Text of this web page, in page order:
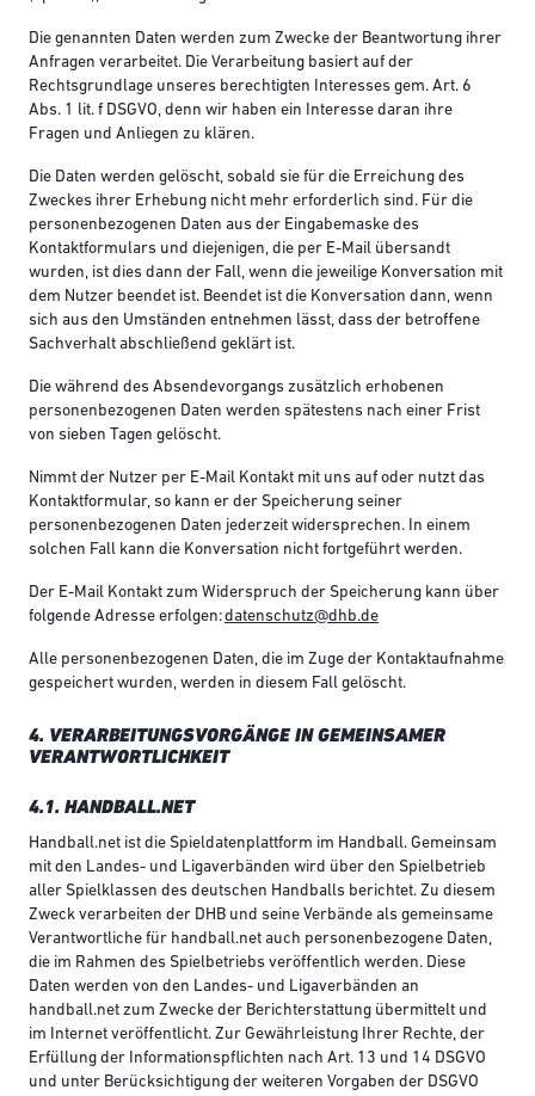
Die genannten Daten werden zum Zwecke der Beantwortung ihrer
Anfragen verarbeitet. Die Verarbeitung basiert auf der
Rechtsgrundlage unseres berechtigten Interesses gem. Art. 6
Abs. 1 lit. f DSGVO, denn wir haben ein Interesse daran ihre
Fragen und Anliegen zu klären.
Die Daten werden gelöscht, sobald sie für die Erreichung des
Zweckes ihrer Erhebung nicht mehr erforderlich sind. Für die
personenbezogenen Daten aus der Eingabemaske des
Kontaktformulars und diejenigen, die per E-Mail übersandt
wurden, ist dies dann der Fall, wenn die jeweilige Konversation mit
dem Nutzer beendet ist. Beendet ist die Konversation dann, wenn
sich aus den Umständen entnehmen lässt, dass der betroffene
Sachverhalt abschließend geklärt ist.
Die während des Absendevorgangs zusätzlich erhobenen
personenbezogenen Daten werden spätestens nach einer Frist
von sieben Tagen gelöscht.
Nimmt der Nutzer per E-Mail Kontakt mit uns auf oder nutzt das
Kontaktformular, so kann er der Speicherung seiner
personenbezogenen Daten jederzeit widersprechen. In einem
solchen Fall kann die Konversation nicht fortgeführt werden.
Der E-Mail Kontakt zum Widerspruch der Speicherung kann über
folgende Adresse erfolgen:datenschutz@dhb.de
Alle personenbezogenen Daten, die im Zuge der Kontaktaufnahme
gespeichert wurden, werden in diesem Fall gelöscht.
4. VERARBEITUNGSVORGÄNGE IN GEMEINSAMER
VERANTWORTLICHKEIT
4.1. HANDBALL.NET
Handball.net ist die Spieldatenplattform im Handball. Gemeinsam
mit den Landes- und Ligaverbänden wird über den Spielbetrieb
aller Spielklassen des deutschen Handballs berichtet. Zu diesem
Zweck verarbeiten der DHB und seine Verbände als gemeinsame
Verantwortliche für handball.net auch personenbezogene Daten,
die im Rahmen des Spielbetriebs veröffentlich werden. Diese
Daten werden von den Landes- und Ligaverbänden an
handball.net zum Zwecke der Berichterstattung übermittelt und
im Internet veröffentlicht. Zur Gewährleistung Ihrer Rechte, der
Erfüllung der Informationspflichten nach Art. 13 und 14 DSGVO
und unter Berücksichtigung der weiteren Vorgaben der DSGVO